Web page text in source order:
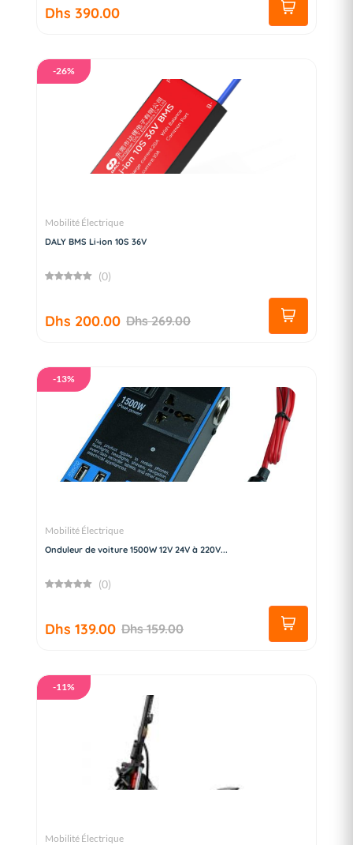
Dhs 390.00
-26%
Mobilité Électrique
DALY BMS Li-ion 10S 36V
(0)
Dhs 200.00 Dhs 269.00
-13%
Mobilité Électrique
Onduleur de voiture 1500W 12V 24V à 220V...
(0)
Dhs 139.00 Dhs 159.00
-11%
Mobilité Électrique